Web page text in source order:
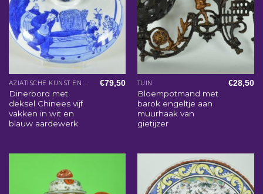
AZIATISCHE KUNST EN WOONACCESSOIRES
Dinerbord met
deksel Chinees vijf
vakken in wit en
blauw aardewerk
€79,50 TUIN
Bloempotmand met
barok engeltje aan
muurhaak van
gietijzer
€28,50